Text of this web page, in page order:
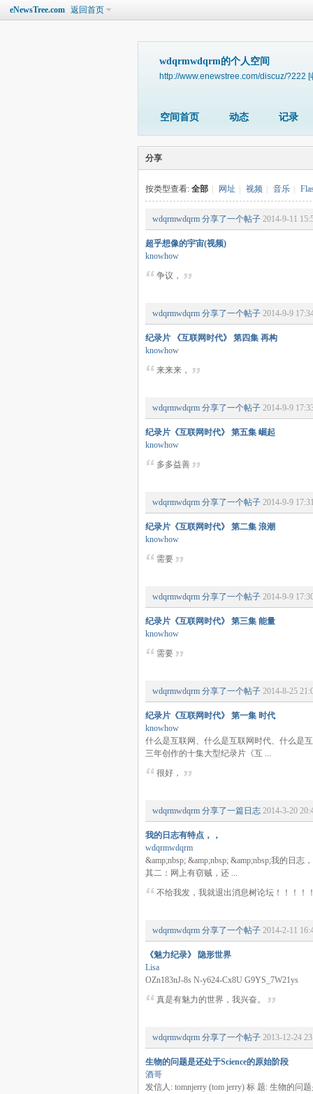
eNewsTree.com 返回首页
wdqrmwdqrm的个人空间
http://www.enewstree.com/discuz/?222 [
空间首页 动态 记录
分享
按类型查看: 全部 网址 视频 音乐
wdqrmwdqrm 分享了一个帖子 2014-9-11
超乎想像的宇宙(视频)
knowhow
争议，
wdqrmwdqrm 分享了一个帖子 2014-9-9
纪录片 《互联网时代》 第四集 再构
knowhow
来来来，
wdqrmwdqrm 分享了一个帖子 2014-9-9
纪录片《互联网时代》 第五集 崛起
knowhow
多多益善
wdqrmwdqrm 分享了一个帖子 2014-9-9
纪录片《互联网时代》 第二集 浪潮
knowhow
需要
wdqrmwdqrm 分享了一个帖子 2014-9-9
纪录片《互联网时代》 第三集 能量
knowhow
需要
wdqrmwdqrm 分享了一个帖子 2014-8-25
纪录片《互联网时代》 第一集 时代
knowhow
什么是互联网、什么是互联网时代、什么是
三年创作的十集大型纪录片《互 ...
很好，
wdqrmwdqrm 分享了一篇日志 2014-3-20
我的日志有特点，，
wdqrmwdqrm
&amp;nbsp; &amp;nbsp; &amp;nbsp;我的日
其二：网上有窃贼，还 ...
不给我发，我就退出消息树论坛！！！！
wdqrmwdqrm 分享了一个帖子 2014-2-11
《魅力纪录》 隐形世界
Lisa
OZn183nJ-8s N-y624-Cx8U G9YS_7W21ys
真是有魅力的世界，我兴奋。
wdqrmwdqrm 分享了一个帖子 2013-12-24
生物的问题是还处于Science的原始阶段
酒哥
发信人: tomnjerry (tom jerry) 标 题: 生物的问